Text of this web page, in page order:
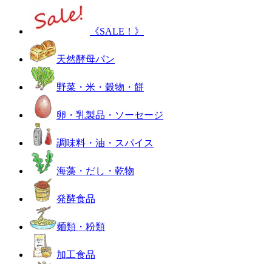
《SALE！》
天然酵母パン
野菜・米・穀物・餅
卵・乳製品・ソーセージ
調味料・油・スパイス
海藻・だし・乾物
発酵食品
麺類・粉類
加工食品